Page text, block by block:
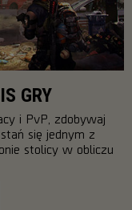
GRY
i PvP, zdobywaj
się jednym z
stolicy w obliczu